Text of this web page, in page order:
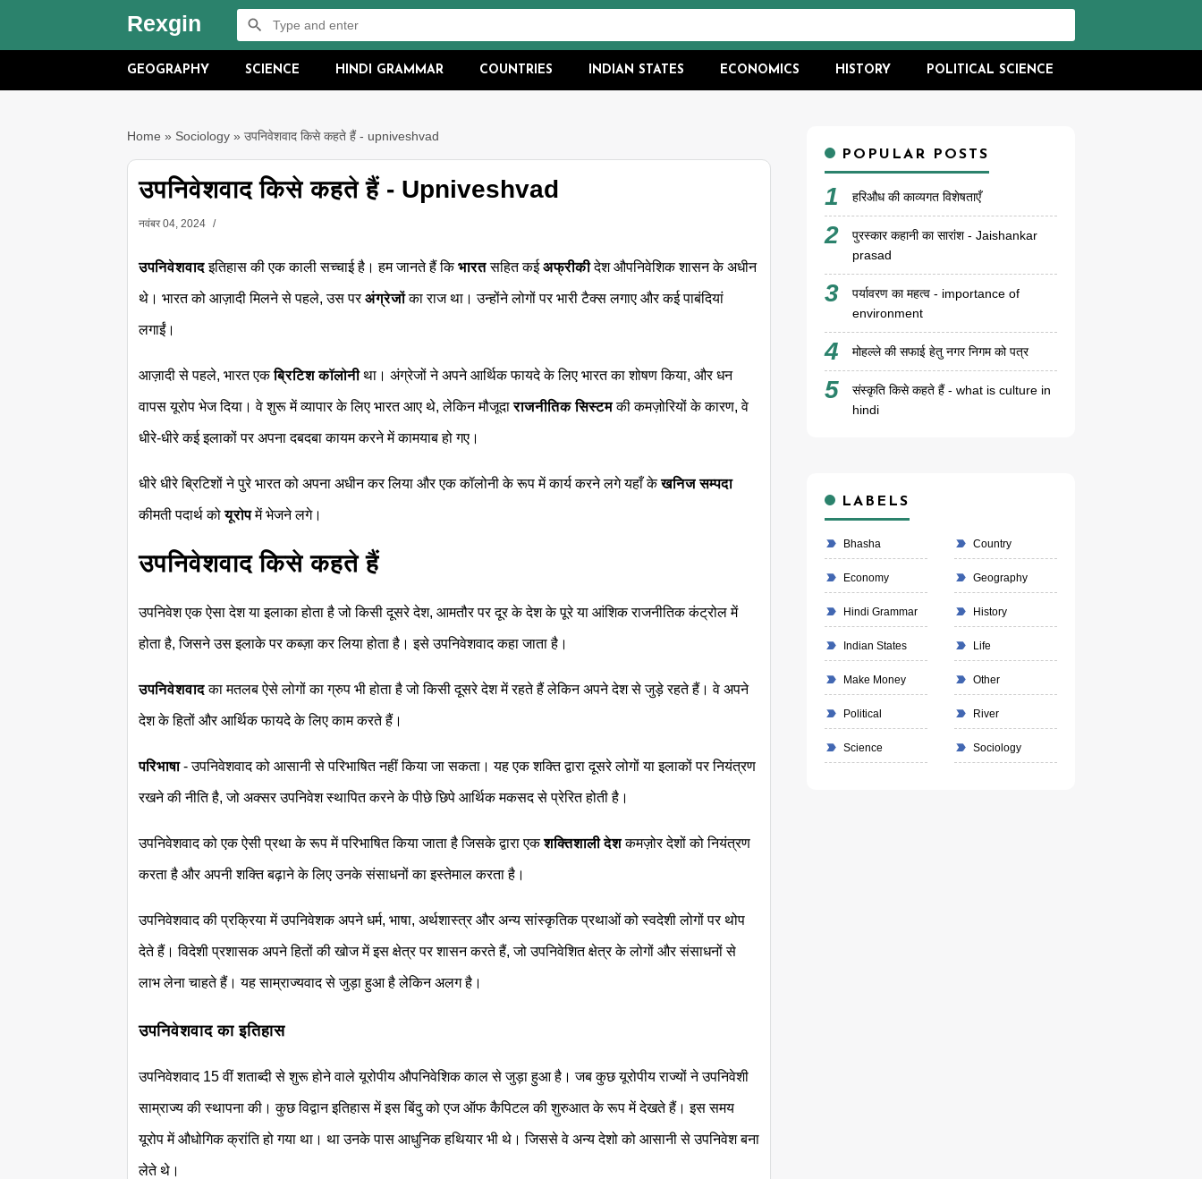
Rexgin
GEOGRAPHY SCIENCE HINDI GRAMMAR COUNTRIES INDIAN STATES ECONOMICS HISTORY POLITICAL SCIENCE
Home » Sociology » उपनिवेशवाद किसे कहते हैं - upniveshvad
उपनिवेशवाद किसे कहते हैं - Upniveshvad
नवंबर 04, 2024
उपनिवेशवादइतिहास की एक काली सच्चाई है। हम जानते हैं किभारतसहित कईअफ्रीकीदेश औपनिवेशिक शासन के अधीन
थे। भारत को आज़ादी मिलने से पहले, उस परअंग्रेजोंका राज था। उन्होंने लोगों पर भारी टैक्स लगाए और कई पाबंदियां
लगाईं।
आज़ादी से पहले, भारत एकब्रिटिश कॉलोनीथा। अंग्रेजों ने अपने आर्थिक फायदे के लिए भारत का शोषण किया, और धन
वापस यूरोप भेज दिया। वे शुरू में व्यापार के लिए भारत आए थे, लेकिन मौजूदाराजनीतिक सिस्टमकी कमज़ोरियों के कारण, वे
धीरे-धीरे कई इलाकों पर अपना दबदबा कायम करने में कामयाब हो गए।
धीरे धीरे ब्रिटिशों ने पुरे भारत को अपना अधीन कर लिया और एक कॉलोनी के रूप में कार्य करने लगे यहाँ केखनिज सम्पदा
कीमती पदार्थ कोयूरोपमें भेजने लगे।
उपनिवेशवाद किसे कहते हैं
उपनिवेश एक ऐसा देश या इलाका होता है जो किसी दूसरे देश, आमतौर पर दूर के देश के पूरे या आंशिक राजनीतिक कंट्रोल में
होता है, जिसने उस इलाके पर कब्ज़ा कर लिया होता है। इसे उपनिवेशवाद कहा जाता है।
उपनिवेशवादका मतलब ऐसे लोगों का ग्रुप भी होता है जो किसी दूसरे देश में रहते हैं लेकिन अपने देश से जुड़े रहते हैं। वे अपने
देश के हितों और आर्थिक फायदे के लिए काम करते हैं।
परिभाषा- उपनिवेशवाद को आसानी से परिभाषित नहीं किया जा सकता। यह एक शक्ति द्वारा दूसरे लोगों या इलाकों पर नियंत्रण
रखने की नीति है, जो अक्सर उपनिवेश स्थापित करने के पीछे छिपे आर्थिक मकसद से प्रेरित होती है।
उपनिवेशवाद को एक ऐसी प्रथा के रूप में परिभाषित किया जाता है जिसके द्वारा एकशक्तिशाली देशकमज़ोर देशों को नियंत्रण
करता है और अपनी शक्ति बढ़ाने के लिए उनके संसाधनों का इस्तेमाल करता है।
उपनिवेशवाद की प्रक्रिया में उपनिवेशक अपने धर्म, भाषा, अर्थशास्त्र और अन्य सांस्कृतिक प्रथाओं को स्वदेशी लोगों पर थोप
देते हैं। विदेशी प्रशासक अपने हितों की खोज में इस क्षेत्र पर शासन करते हैं, जो उपनिवेशित क्षेत्र के लोगों और संसाधनों से
लाभ लेना चाहते हैं। यह साम्राज्यवाद से जुड़ा हुआ है लेकिन अलग है।
उपनिवेशवाद का इतिहास
उपनिवेशवाद 15 वीं शताब्दी से शुरू होने वाले यूरोपीय औपनिवेशिक काल से जुड़ा हुआ है। जब कुछ यूरोपीय राज्यों ने उपनिवेशी
साम्राज्य की स्थापना की। कुछ विद्वान इतिहास में इस बिंदु को एज ऑफ कैपिटल की शुरुआत के रूप में देखते हैं। इस समय
यूरोप में औधोगिक क्रांति हो गया था। था उनके पास आधुनिक हथियार भी थे। जिससे वे अन्य देशो को आसानी से उपनिवेश बना
लेते थे।
POPULAR POSTS
हरिऔध की काव्यगत विशेषताएँ
पुरस्कार कहानी का सारांश - Jaishankar
prasad
पर्यावरण का महत्व - importance of
environment
मोहल्ले की सफाई हेतु नगर निगम को पत्र
संस्कृति किसे कहते हैं - what is culture in
hindi
LABELS
Bhasha Country
Economy Geography
Hindi Grammar History
Indian States Life
Make Money Other
Political River
Science Sociology